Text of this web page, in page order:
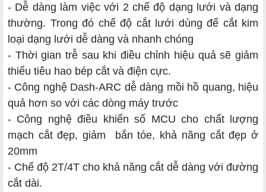
- Dễ dàng làm việc với 2 chế độ dạng lưới và dạng
thường. Trong đó chế độ cắt lưới dùng để cắt kim
loại dạng lưới dễ dàng và nhanh chóng
- Thời gian trễ sau khi điều chỉnh hiệu quả sẽ giảm
thiểu tiêu hao bép cắt và điện cực.
- Công nghệ Dash-ARC dễ dàng mồi hồ quang, hiệu
quả hơn so với các dòng máy trước
- Công nghệ điều khiển số MCU cho chất lượng
mạch cắt đẹp, giảm bắn tóe, khả năng cắt đẹp ở
20mm
- Chế độ 2T/4T cho khả năng cắt dễ dàng với đường
cắt dài.